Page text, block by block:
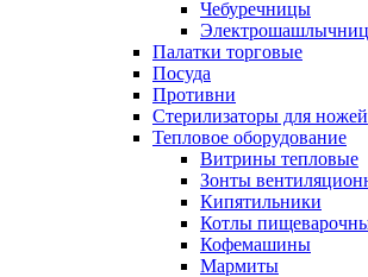
Чебуречницы
Палатки торговые
Посуда
Противни
Стерилизаторы для ножей
Тепловое оборудование
Витрины тепловые
Зонты
Кипятильники
Котлы
Кофемашины
Мармиты